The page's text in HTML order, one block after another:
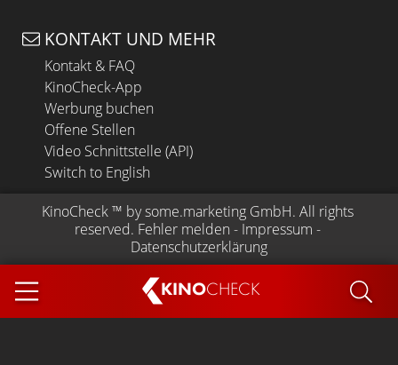
KINOCHECK
KONTAKT UND MEHR
Kontakt & FAQ
KinoCheck-App
Werbung buchen
Offene Stellen
Video Schnittstelle (API)
Switch to English
KinoCheck ™ by some.marketing GmbH. All rights
reserved. Fehler melden - Impressum -
Datenschutzerklärung